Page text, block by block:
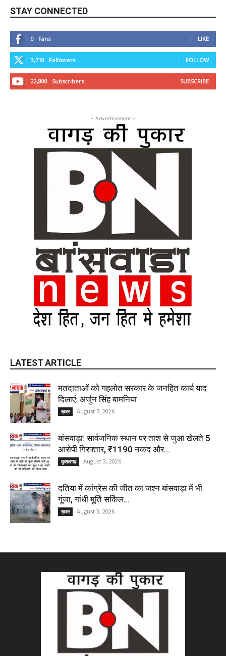
STAY CONNECTED
0 Fans LIKE
3,710 Followers FOLLOW
22,800 Subscribers SUBSCRIBE
- Advertisement -
LATEST ARTICLE
मतदाताओं को गहलोत सरकार के जनहित कार्य याद
दिलाएं: अर्जुन सिंह बामनिया
ख़बर August 7, 2026
बांसवाड़ा: सार्वजनिक स्थान पर ताश से जुआ खेलते 5
आरोपी गिरफ्तार, ₹1190 नकद और...
कुशलगढ़ August 3, 2026
दतिया में कांग्रेस की जीत का जश्न बांसवाड़ा में भी
गूंजा, गांधी मूर्ति सर्किल...
ख़बर August 3, 2026